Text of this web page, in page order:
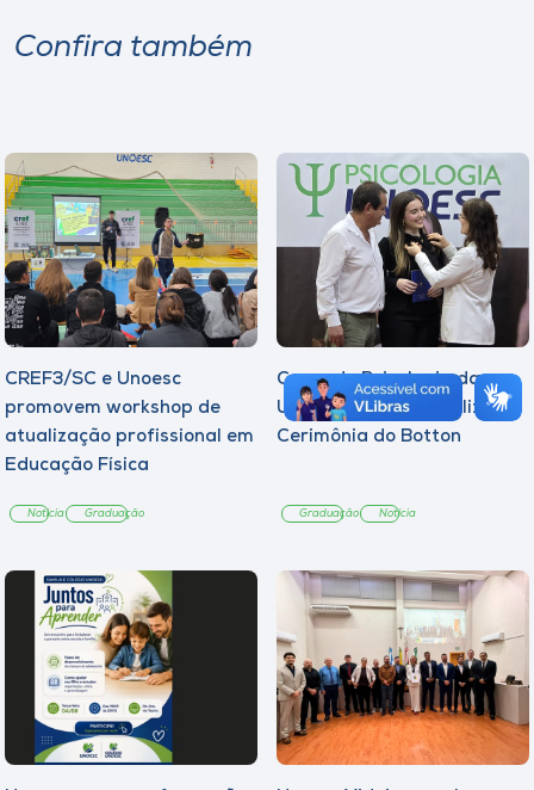
Confira também
CREF3/SC e Unoesc
promovem workshop de
atualização profissional em
Educação Física
Notícia Graduação
Curso de Psicologia da
Unoesc Joaçaba realiza 2ª
Cerimônia do Botton
Graduação Notícia